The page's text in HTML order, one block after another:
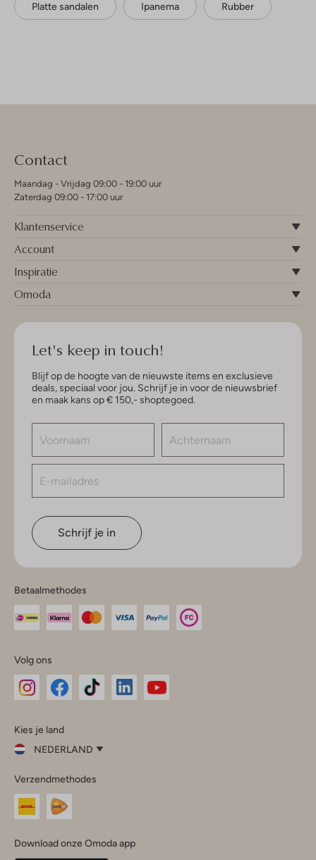
Platte sandalen Ipanema Rubber
Contact
Maandag - Vrijdag 09:00 - 19:00 uur
Zaterdag 09:00 - 17:00 uur
Klantenservice
Account
Inspiratie
Omoda
Let's keep in touch!
Blijf op de hoogte van de nieuwste items en exclusieve
deals, speciaal voor jou. Schrijf je in voor de nieuwsbrief
en maak kans op € 150,- shoptegoed.
Schrijf je in
Betaalmethodes
Volg ons
InstagramFacebook
Kies je land
NEDERLAND
je
land
Nederland
Belgique(Français)
Verzendmethodes
Download onze Omoda app